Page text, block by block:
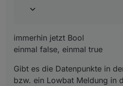
immerhin jetzt Bool
einmal false, einmal true
Gibt es die Datenpunkte in
bzw. ein Lowbat Meldung in